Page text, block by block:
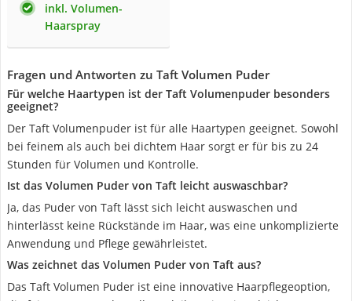
inkl. Volumen-
Haarspray
Fragen und Antworten zu Taft Volumen Puder
Für welche Haartypen ist der Taft Volumenpuder besonders
geeignet?
Der Taft Volumenpuder ist für alle Haartypen geeignet. Sowohl
bei feinem als auch bei dichtem Haar sorgt er für bis zu 24
Stunden für Volumen und Kontrolle.
Ist das Volumen Puder von Taft leicht auswaschbar?
Ja, das Puder von Taft lässt sich leicht auswaschen und
hinterlässt keine Rückstände im Haar, was eine unkomplizierte
Anwendung und Pflege gewährleistet.
Was zeichnet das Volumen Puder von Taft aus?
Das Taft Volumen Puder ist eine innovative Haarpflegeoption,